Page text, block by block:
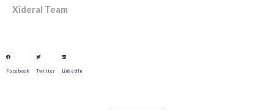
Xideral Team
Facebook Twitter LinkedIn